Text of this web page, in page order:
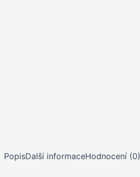
PopisDalší informaceHodnocení (0)